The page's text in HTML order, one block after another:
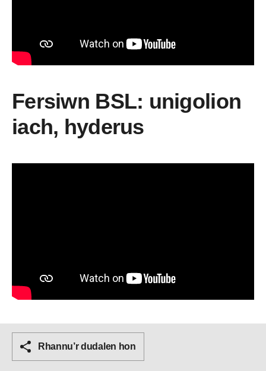
Fersiwn BSL: unigolion
iach, hyderus
Rhannu’r dudalen hon